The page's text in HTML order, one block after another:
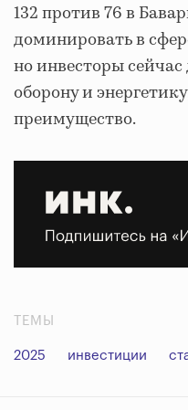
132 против 76 в
доминировать в
но инвесторы
оборону и
преимущество.
ТЕМЫ
2025 инвестиции